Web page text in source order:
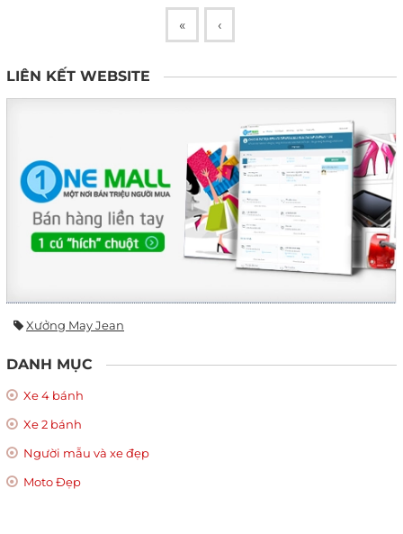
« ‹
LIÊN KẾT WEBSITE
Xưởng May Jean
DANH MỤC
Xe 4 bánh
Xe 2 bánh
Người mẫu và xe đẹp
Moto Đẹp